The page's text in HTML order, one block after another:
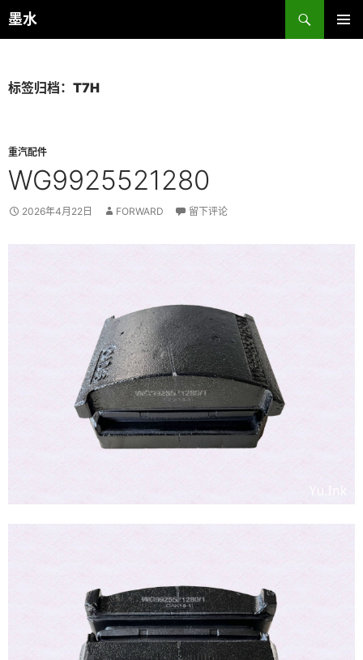
跳
至
墨水
搜
索
标签归档：T7H
重汽配件
WG9925521280
2026年4月22日 FORWARD 留下评论